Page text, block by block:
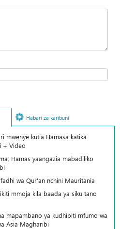
Habari za karibuni
mwenye kutia Hamasa katika
+ Video
Hamas yaangazia mabadiliko
wa Qur'an nchini Mauritania
mmoja kila baada ya siku tano
mapambano ya kudhibiti mfumo wa
Asia Magharibi